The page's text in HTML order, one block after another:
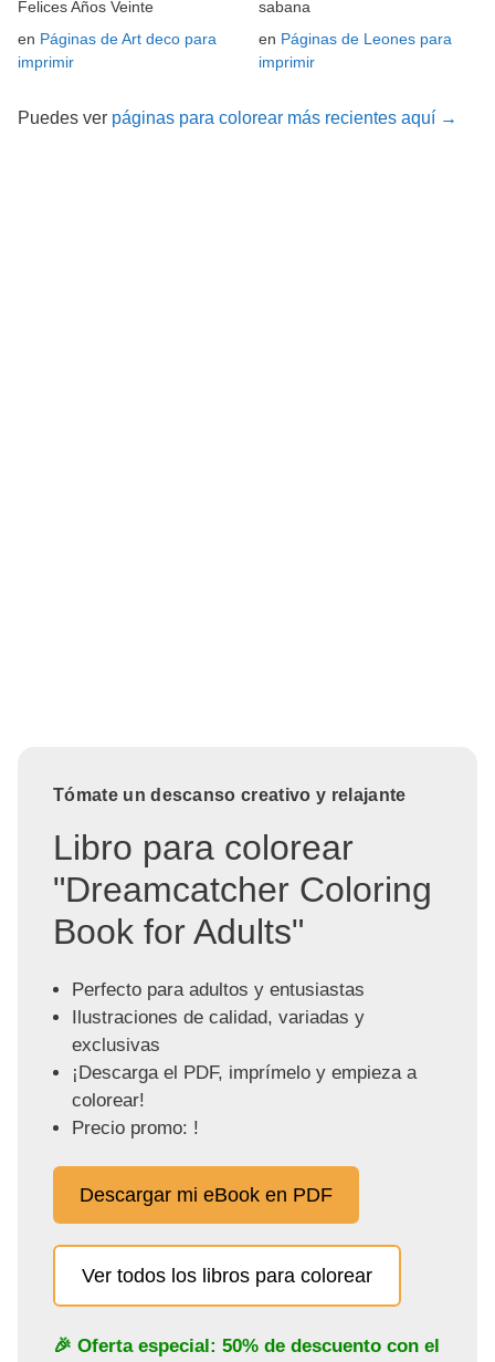
Felices Años Veinte
en Páginas de Art deco para
imprimir
sabana
en Páginas de Leones para
imprimir
Puedes ver páginas para colorear más recientes aquí →
Tómate un descanso creativo y relajante
Libro para colorear
"Dreamcatcher Coloring
Book for Adults"
Perfecto para adultos y entusiastas
Ilustraciones de calidad, variadas y
exclusivas
¡Descarga el PDF, imprímelo y empieza a
colorear!
Precio promo: !
Descargar mi eBook en PDF
Ver todos los libros para colorear
🎉 Oferta especial: 50% de descuento con el